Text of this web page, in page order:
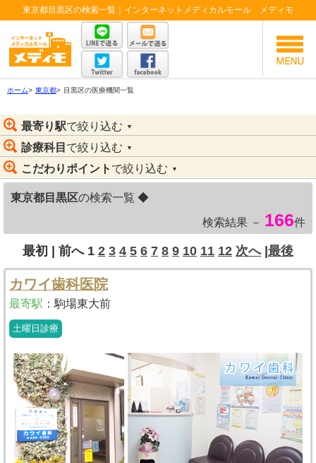
東京都目黒区の検索一覧｜インターネットメディカルモール メディモ
ホーム> 東京都> 目黒区の医療機関一覧
最寄り駅で絞り込む ▼
診療科目 で絞り込む ▼
こだわりポイント で絞り込む ▼
東京都目黒区の検索一覧 ◆
検索結果 － 166件
最初 | 前へ 1 2 3 4 5 6 7 8 9 10 11 12 次へ|最後
カワイ歯科医院
最寄駅 ： 駒場東大前
土曜日診療